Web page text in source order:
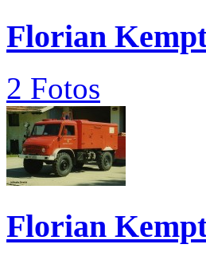
Florian
2 Fotos
Florian